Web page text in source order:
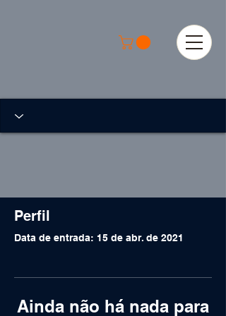
Perfil
Data de entrada: 15 de abr. de 2021
Ainda não há nada para